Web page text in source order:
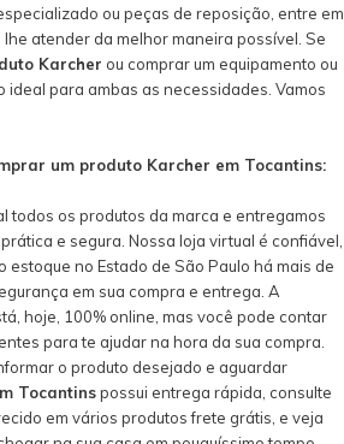
ou peças de reposição, entre em
lhe atender da melhor maneira possível. Se
Karcher ou comprar um equipamento ou
ideal para ambas as necessidades. Vamos
um produto Karcher em Tocantins:
todos os produtos da marca e entregamos
e segura. Nossa loja virtual é confiável,
estoque no Estado de São Paulo há mais de
em sua compra e entrega. A
hoje, 100% online, mas você pode contar
para te ajudar na hora da sua compra.
o produto desejado e aguardar
Tocantinspossui entrega rápida, consulte
em vários produtos frete grátis, e veja